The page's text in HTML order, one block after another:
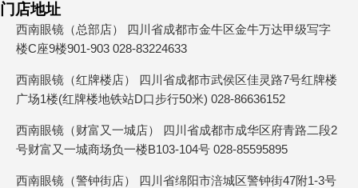
门店地址
西南眼镜（总部店） 四川省成都市金牛区金牛万达甲级写字
楼C座9楼901-903 028-83224633
西南眼镜（红牌楼店） 四川省成都市武侯区佳灵路7号红牌楼
广场1楼(红牌楼地铁站D口步行50米) 028-86636152
西南眼镜（财富又一城店） 四川省成都市成华区府青路二段2
号财富又一城商场负一楼B103-104号 028-85595895
西南眼镜（警钟街店） 四川省绵阳市涪城区警钟街47附1-3号